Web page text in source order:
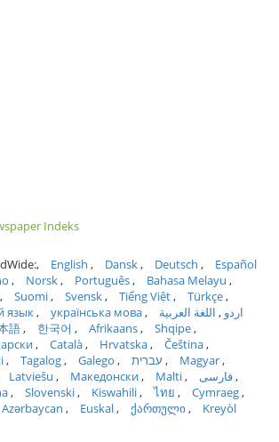
Indeks
English Dansk Deutsch
Español
Norsk Português
Bahasa Melayu
Suomi Svensk Tiếng Việt
Türkçe
язык українська мова اردو
اللغة العربية
語 한국어 Afrikaans
Shqipe
Català Hrvatska
Čeština
Tagalog Galego עברית
Magyar
Latviešu Македонски Malti
فارسی
Slovenski Kiswahili ไทย
Cymraeg
Azərbaycan Euskal ქართული
Kreyòl